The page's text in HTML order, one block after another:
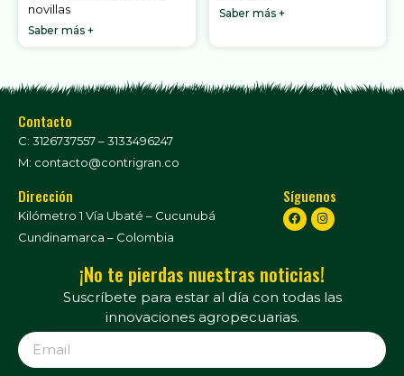
novillas
Saber más +
Saber más +
Contacto
C: 3126737557 – 3133496247
M: contacto@contrigran.co
Dirección
Kilómetro 1 Vía Ubaté – Cucunubá
Cundinamarca – Colombia
Síguenos
¡No te pierdas nuestras noticias!
Suscríbete para estar al día con todas las
innovaciones agropecuarias.